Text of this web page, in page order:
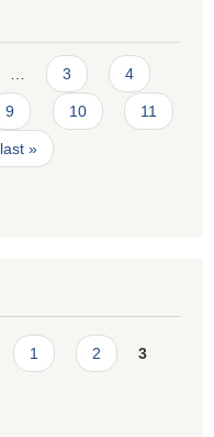
3 4
9 10 11
last »
1 2 3